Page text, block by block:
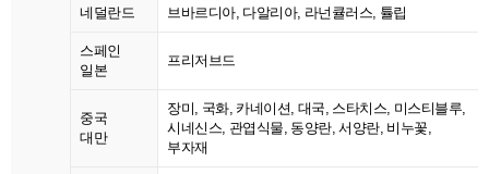
네덜란드 브바르디아, 다알리아, 라넌큘러스, 튤립
스페인
일본
프리저브드
중국
대만
장미, 국화, 카네이션, 대국, 스타치스, 미스티블루,
시네신스, 관엽식물, 동양란, 서양란, 비누꽃,
부자재